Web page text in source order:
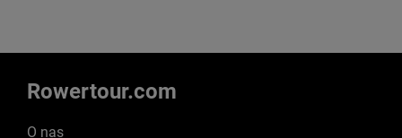
Rowertour.com
O nas